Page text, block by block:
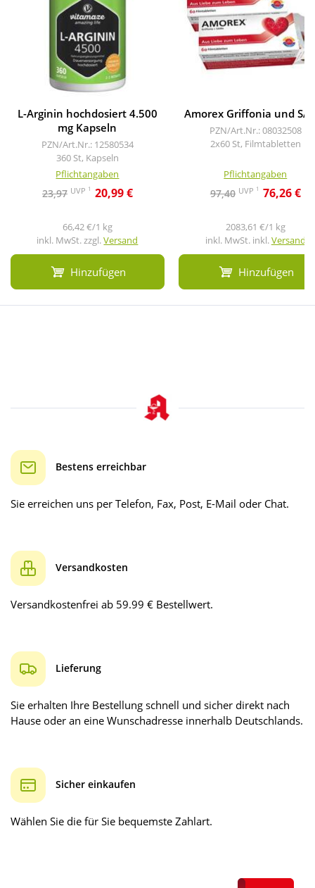
L-Arginin hochdosiert 4.500
mg Kapseln
PZN/Art.Nr.: 12580534
360 St, Kapseln
Pflichtangaben
23,97 UVP 1 20,99 €
66,42 €/1 kg
inkl. MwSt. zzgl.Versand
Hinzufügen
Amorex Griffonia und
PZN/Art.Nr.: 08032508
2x60 St, Filmtabletten
Pflichtangaben
97,40 UVP 1 76,26 €
2083,61 €/1 kg
inkl. MwSt. inkl.Versand
Hinzufügen
Bestens erreichbar
Sie erreichen uns per Telefon, Fax, Post, E-Mail oder Chat.
Versandkosten
Versandkostenfrei ab 59.99 € Bestellwert.
Lieferung
Sie erhalten Ihre Bestellung schnell und sicher direkt nach
Hause oder an eine Wunschadresse innerhalb Deutschlands.
Sicher einkaufen
Wählen Sie die für Sie bequemste Zahlart.